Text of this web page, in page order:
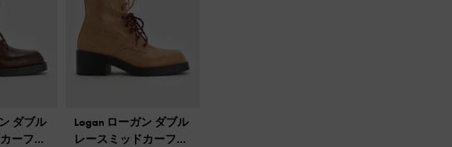
ダブル
ーフコ
Logan ローガン ダブル
レースミッドカーフコ